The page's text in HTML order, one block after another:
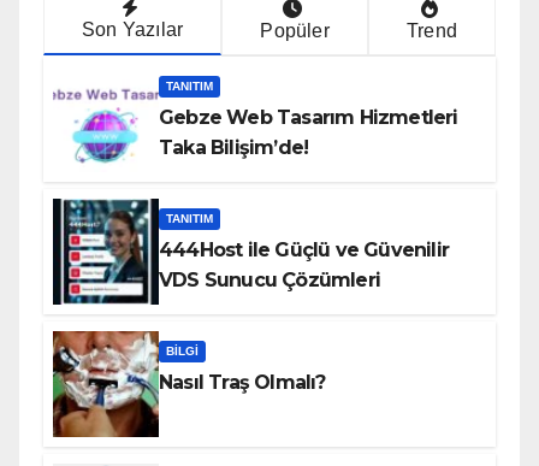
Son Yazılar Popüler Trend
TANITIM
Gebze Web Tasarım Hizmetleri
Taka Bilişim’de!
TANITIM
444Host ile Güçlü ve Güvenilir
VDS Sunucu Çözümleri
BILGI
Nasıl Traş Olmalı?